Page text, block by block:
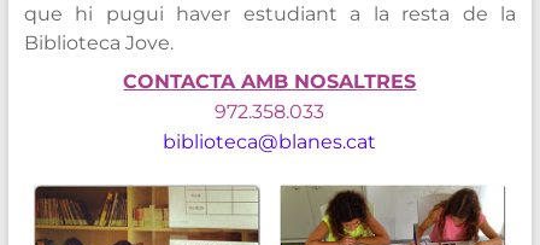
que hi pugui haver estudiant a la resta de la
Biblioteca Jove.
CONTACTA AMB NOSALTRES
972.358.033
biblioteca@blanes.cat